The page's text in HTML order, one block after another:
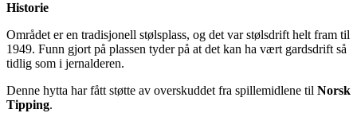
Historie
Området er en tradisjonell stølsplass, og det var stølsdrift helt fram til
1949. Funn gjort på plassen tyder på at det kan ha vært gardsdrift så
tidlig som i jernalderen.
Denne hytta har fått støtte av overskuddet fra spillemidlene til Norsk
Tipping.